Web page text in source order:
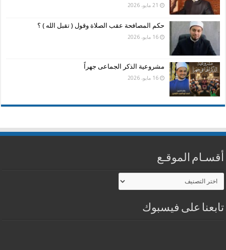
21 مايو، 2026
حكم المصافحة عقب الصلاة وقول ( تقبل الله ) ؟
16 مايو، 2026
مشروعية الذكر الجماعى جهراً
16 مايو، 2026
أقسـام الموقـع
أقسـام
الموقـع
تابعنا على فيسبوك